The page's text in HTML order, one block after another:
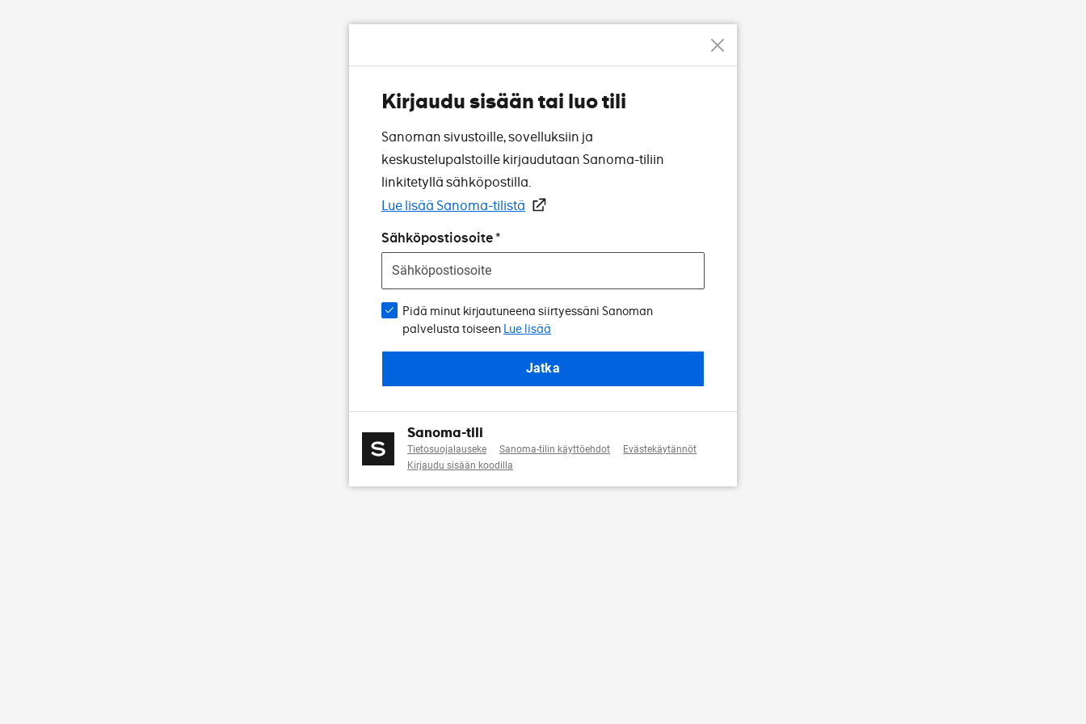
Kirjaudu sisään tai luo tili
Sanoman sivustoille, sovelluksiin ja
keskustelupalstoille kirjaudutaan Sanoma-tiliin
linkitetyllä sähköpostilla.
Lue lisää Sanoma-tilistä
Sähköpostiosoite
Pidä minut kirjautuneena siirtyessäni Sanoman
palvelusta toiseen Lue lisää
Jatka
Sanoma-tili
Tietosuojalauseke Sanoma-tilin käyttöehdot
Evästekäytännöt
Kirjaudu sisään koodilla